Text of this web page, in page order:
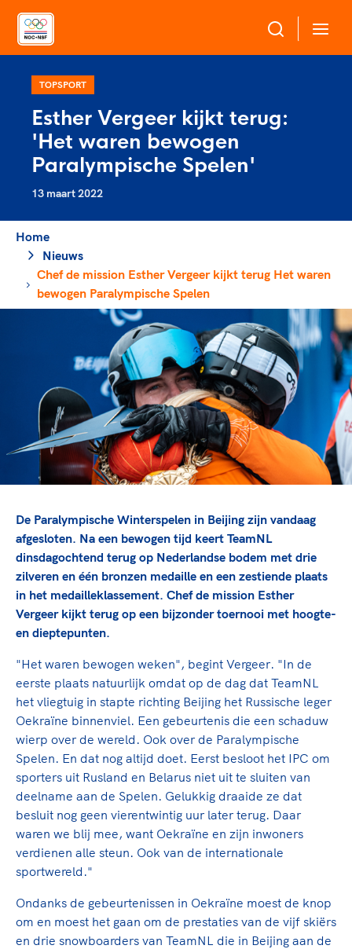
Over NOC*NSF
Sportagenda 2032
Leden
Algemene Vergadering
Merkbescherming NOC*NSF
Onze partners
Geven aan Sport
Sportonderzoek
Sportakkoord II
Game Changer
TeamNL kids
Nieuwspagina
Columns
Sport gaat niet vanzelf
Sport verenigt. Op sportclubs, pleintjes, tijdens
een rondje fietsen, door samen te skaten of naar
de sportschool te gaan. Door samen te juichen
voor Sifan Hassan, Rico Verhoeven, Diede de
Groot en het Nederlands Elftal. Of met trots te
genieten van de karatewedstrijd van je dochter,
de halve marathon van je moeder of de
hockeywedstrijd van je buurjongen.
Lees verder
Sportdeelname
Bonden en professionals in de sport
Beleidsmedewerkers
Clubbestuurders
Coördinatoren en opleiders
Trainer-coaches
Officials
Veilige en integere sport
Diversiteit en inclusie
Gezonde sportomgeving
Duurzaamheid
Bekwaam sportkader
Vitale clubs en bestuurlijk kader
Sportmatch
Clubacties
Handboek Wet- en Regelgeving
Opleidingen en trainingen
High5 Stappenplan
Ruimte voor sport
Clubondersteuning
Beroepskrachten
Samen voor een veilige
sportomgeving
Voor welk gedrag staat de club? Wat mag wel
langs de lijn, in de kleedkamer, kantine en online?
En wat mag vooral niet? Een gedragscode geeft
onderdeel van het clubbeleid rondom gewenst en
ongewenst gedrag.
Voor talentvolle sporters
Atletencommissie
Paralympische Talentdag
TeamNL Academie Kalender
Kennisaanbod TeamNL Experts
TeamNL Sport Science Centre
Paralympische Spelen LA28
Europese Spelen Istanbul 2027
Topsportbeleid
Topsportfinanciering
Maatschappelijke waarde topsport
Top teamsportcompetities
De TeamNL Academie
De TeamNL Academie biedt een leer- en
ontwikkelprogramma voor de volgende functies
binnen TeamNL programma's: experts, coaches,
bestuurders, (technisch) directeuren, managers en
toekomstig kader.
Lees verder
Voor bonden
TOPSPORT
Esther Vergeer kijkt terug:
'Het waren bewogen
Paralympische Spelen'
13 maart 2022
Home
Nieuws
Chef de mission Esther Vergeer kijkt terug Het waren
bewogen Paralympische Spelen
De Paralympische Winterspelen in Beijing zijn vandaag
afgesloten. Na een bewogen tijd keert TeamNL
dinsdagochtend terug op Nederlandse bodem met drie
zilveren en één bronzen medaille en een zestiende plaats
in het medailleklassement. Chef de mission Esther
Vergeer kijkt terug op een bijzonder toernooi met hoogte-
en dieptepunten.
"Het waren bewogen weken", begint Vergeer. "In de
eerste plaats natuurlijk omdat op de dag dat TeamNL
het vliegtuig in stapte richting Beijing het Russische leger
Oekraïne binnenviel. Een gebeurtenis die een schaduw
wierp over de wereld. Ook over de Paralympische
Spelen. En dat nog altijd doet. Eerst besloot het IPC om
sporters uit Rusland en Belarus niet uit te sluiten van
deelname aan de Spelen. Gelukkig draaide ze dat
besluit nog geen vierentwintig uur later terug. Daar
waren we blij mee, want Oekraïne en zijn inwoners
verdienen alle steun. Ook van de internationale
sportwereld."
Ondanks de gebeurtenissen in Oekraïne moest de knop
om en moest het gaan om de prestaties van de vijf skiërs
en drie snowboarders van TeamNL die in Beijing aan de